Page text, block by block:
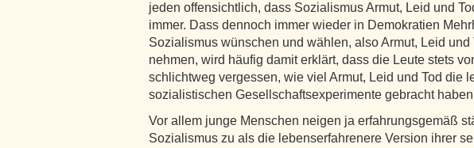
jeden offensichtlich, dass Sozialismus Armut, Leid und
immer. Dass dennoch immer wieder in Demokratien
Sozialismus wünschen und wählen, also Armut, Leid und
nehmen, wird häufig damit erklärt, dass die Leute stets
schlichtweg vergessen, wie viel Armut, Leid und Tod die
sozialistischen Gesellschaftsexperimente gebracht
Vor allem junge Menschen neigen ja erfahrungsgemäß
Sozialismus zu als die lebenserfahrenere Version ihrer